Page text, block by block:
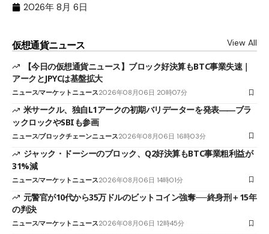
2026年 8月 6日
仮想通貨ニュース View All
【今日の仮想通貨ニュース】ブロック好決算もBTC事業失速｜
アークとJPYCは基盤拡大
ニュースマーケットニュース2026年08月06日 20時07分
米サークル、独自L1アークの初期バリデーターを発表――ブラ
ックロックやSBIも参画
ニュースブロックチェーンニュース2026年08月06日 16時03分
ジャック・ドーシーのブロック、Q2好決算もBTC事業粗利益が
31%減
ニュースマーケットニュース2026年08月06日 14時01分
元警官が10代から35万ドルのビットコイン強奪──終身刑＋15年
の判決
ニュースマーケットニュース2026年08月06日 12時45分